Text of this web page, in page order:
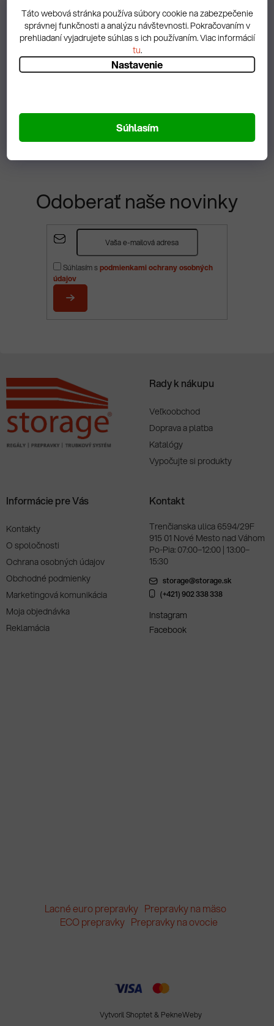
Táto webová stránka používa súbory cookie na zabezpečenie
správnej funkčnosti a analýzu návštevnosti. Pokračovaním v
prehliadaní vyjadrujete súhlas s ich používaním. Viac informácií
tu.
Nastavenie
Súhlasím
Spätná väzba
Zobrazit hodnotenie
Odoberať naše novinky
Súhlasím spodmienkami ochrany osobných
údajov
PRIHLÁSIŤ
Rady k nákupu
Veľkoobchod
Doprava a platba
Katalógy
Vypočujte si produkty
Informácie pre Vás
Kontakty
O spoločnosti
Ochrana osobných údajov
Obchodné podmienky
Marketingová komunikácia
Moja objednávka
Reklamácia
Kontakt
Trenčianska ulica 6594/29F
915 01 Nové Mesto nad Váhom
Po-Pia: 07:00–12:00 | 13:00–
15:30
storage@storage.sk
(+421) 902 338 338
Instagram
Facebook
Lacné euro prepravky Prepravky na mäso
ECO prepravky Prepravky na ovocie
Vytvoril Shoptet& PekneWeby